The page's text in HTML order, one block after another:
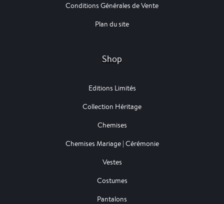
Conditions Générales de Vente
Plan du site
Shop
Editions Limités
Collection Héritage
Chemises
Chemises Mariage | Cérémonie
Vestes
Costumes
Pantalons